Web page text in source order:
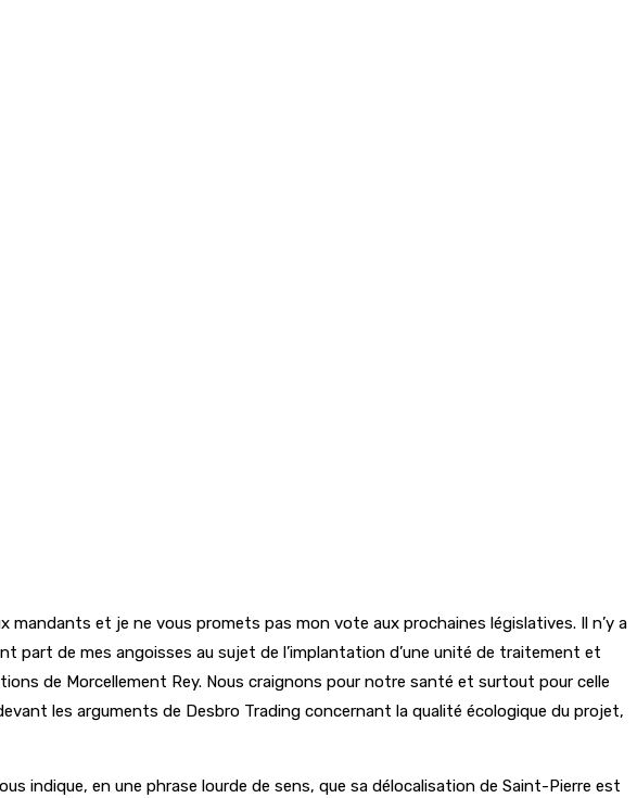
et je ne vous promets pas mon vote aux prochaines législatives. Il n’y a
part de mes angoisses au sujet de l’implantation d’une unité de traitement et
de Morcellement Rey. Nous craignons pour notre santé et surtout pour celle
les arguments de Desbro Trading concernant la qualité écologique du projet,
indique, en une phrase lourde de sens, que sa délocalisation de Saint-Pierre est